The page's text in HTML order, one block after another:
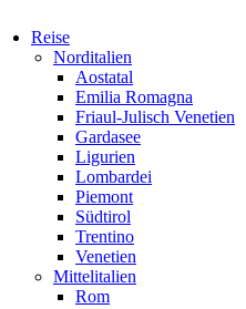
Reise
Norditalien
Aostatal
Emilia Romagna
Friaul-Julisch Venetien
Gardasee
Ligurien
Lombardei
Piemont
Südtirol
Trentino
Venetien
Mittelitalien
Rom